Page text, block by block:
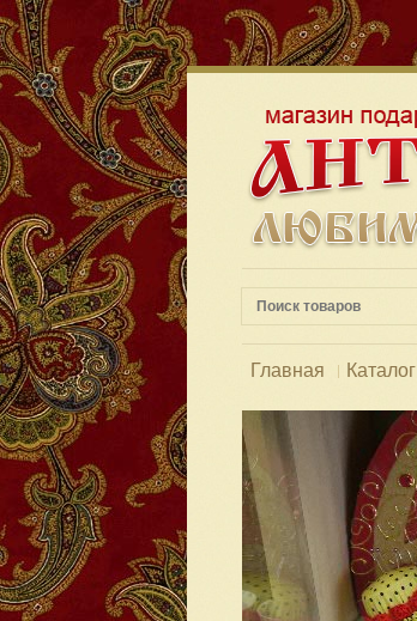
Главная Каталог